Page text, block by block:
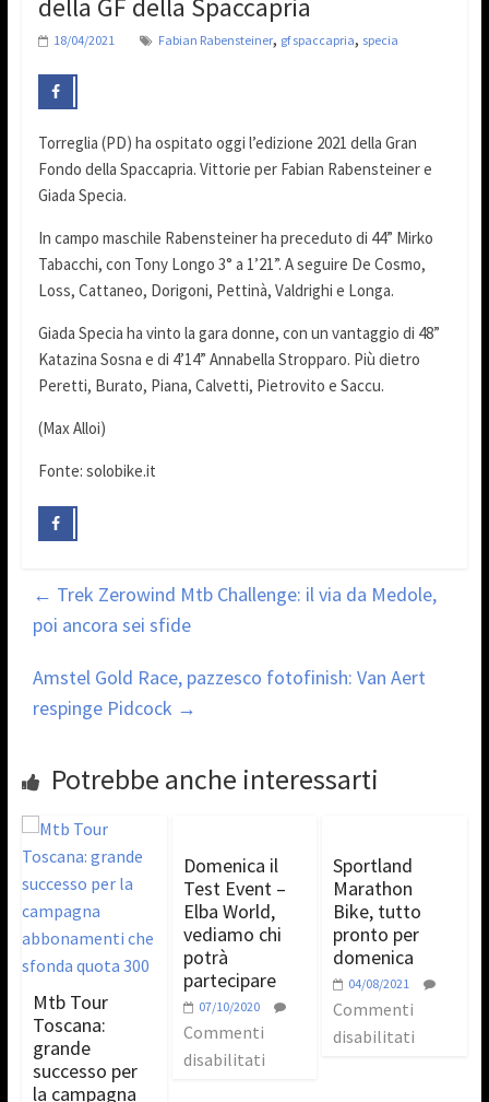
della GF della Spaccapria
18/04/2021 Fabian Rabensteiner, gf spaccapria, specia
Torreglia (PD) ha ospitato oggi l’edizione 2021 della Gran
Fondo della Spaccapria. Vittorie per Fabian Rabensteiner e
Giada Specia.
In campo maschile Rabensteiner ha preceduto di 44” Mirko
Tabacchi, con Tony Longo 3° a 1’21”. A seguire De Cosmo,
Loss, Cattaneo, Dorigoni, Pettinà, Valdrighi e Longa.
Giada Specia ha vinto la gara donne, con un vantaggio di 48”
Katazina Sosna e di 4’14” Annabella Stropparo. Più dietro
Peretti, Burato, Piana, Calvetti, Pietrovito e Saccu.
(Max Alloi)
Fonte: solobike.it
← Trek Zerowind Mtb Challenge: il via da Medole,
poi ancora sei sfide
Amstel Gold Race, pazzesco fotofinish: Van Aert
respinge Pidcock →
Potrebbe anche interessarti
Mtb Tour
Toscana:
grande
successo per
la campagna
Domenica il
Test Event –
Elba World,
vediamo chi
potrà
partecipare
07/10/2020
Commenti
disabilitati
Sportland
Marathon
Bike, tutto
pronto per
domenica
04/08/2021
Commenti
disabilitati